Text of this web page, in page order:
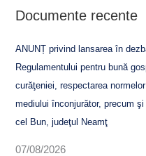
Documente recente
ANUNȚ privind lansarea în
Regulamentului pentru bună
curăţeniei, respectarea
mediului înconjurător, precum
cel Bun, judeţul Neamţ
07/08/2026